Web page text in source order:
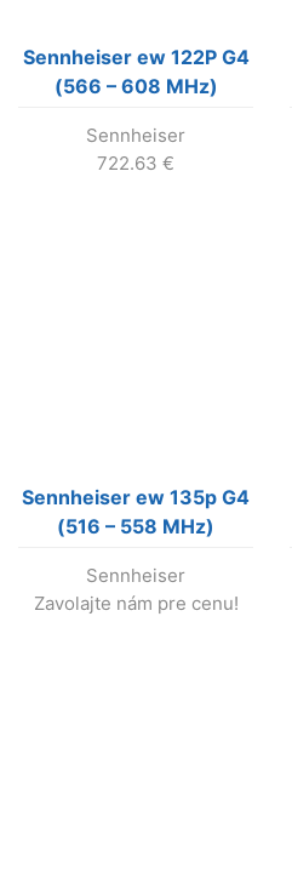
Sennheiser ew 122P G4
(566 – 608 MHz)
set s klopovým
mikrofónom
Sennheiser
722.63 €
Sennheiser ew 135p G4
(516 – 558 MHz)
set s handkou
(nevyrába sa !)
Sennheiser
Zavolajte nám pre cenu!